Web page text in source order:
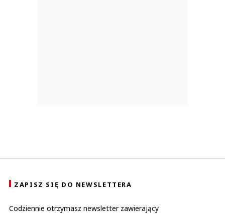
ZAPISZ SIĘ DO NEWSLETTERA
Codziennie otrzymasz newsletter zawierający